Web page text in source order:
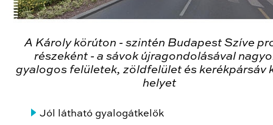
A Károly körúton - szintén Budapest Szíve
részeként - a sávok újragondolásával
gyalogos felületek, zöldfelület és kerékpársáv
helyet
Jól látható gyalogátkelők